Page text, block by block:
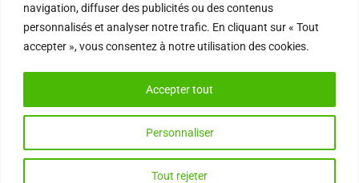
navigation, diffuser des publicités ou des contenus
personnalisés et analyser notre trafic. En cliquant sur « Tout
accepter », vous consentez à notre utilisation des cookies.
Personnaliser
Tout rejeter
Accepter tout
EmailInstagramFacebook